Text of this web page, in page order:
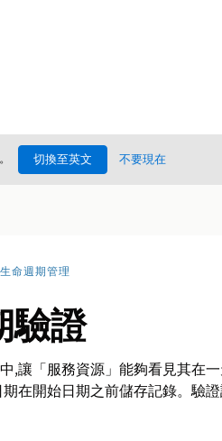
。 切換至英文 不要現在
命週期管理
驗證
,讓「服務資源」能夠看見其
在開始日期之前儲存記錄。驗